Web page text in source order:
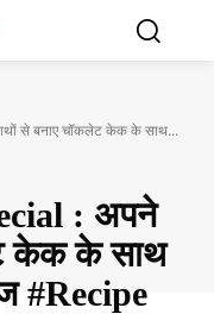
से बनाए चॉकलेट केक के साथ...
: अपने
केक के साथ
#Recipe